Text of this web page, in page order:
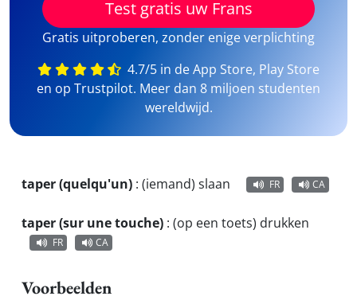
Test gratis uw Frans
Gratis uitproberen, zonder enige verplichting
4.7/5 in de App Store, Play Store
en op Trustpilot. Meer dan 8 miljoen studenten
wereldwijd.
taper (quelqu'un) : (iemand) slaan FR CA
taper (sur une touche) : (op een toets) drukken
FR CA
Voorbeelden